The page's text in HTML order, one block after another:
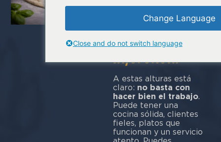
por qué Pinsa
puede
marcar la
diferencia
A estas alturas está
claro: no basta con
hacer bien el trabajo.
Puede tener una
cocina sólida, clientes
fieles, platos que
funcionan y un servicio
Change Language
Close and do not switch language